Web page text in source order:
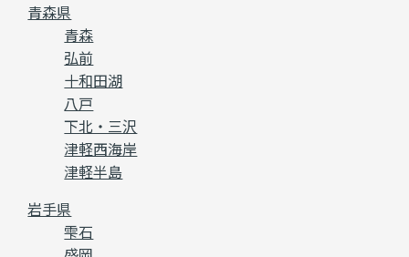
青森県
青森
弘前
十和田湖
八戸
下北・三沢
津軽西海岸
津軽半島
岩手県
雫石